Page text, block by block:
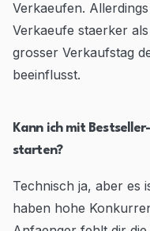
Verkaeufen.
Verkaeufe staerker
grosser Verkaufstag
beeinflusst.
Kann ich mit
starten?
Technisch ja, aber es
haben hohe